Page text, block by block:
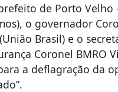
de Porto Velho
o governador
Brasil) e o
Coronel BMRO
a deflagração da